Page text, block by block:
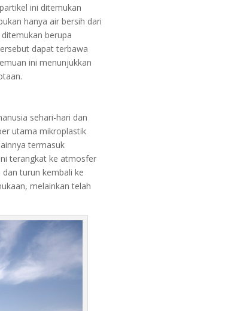
ini ditemukan
hanya air bersih dari
berupa
dapat terbawa
ini menunjukkan
sehari-hari dan
utama mikroplastik
termasuk
terangkat ke atmosfer
turun kembali ke
melainkan telah